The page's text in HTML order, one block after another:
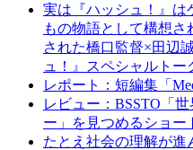
実は『ハッシュ！』は
もの物語として構想
された橋口監督×田辺
ュ！』スペシャルトー
レポート：短編集「
レビュー：BSSTO「
ー」を見つめるショー
たとえ社会の理解が進